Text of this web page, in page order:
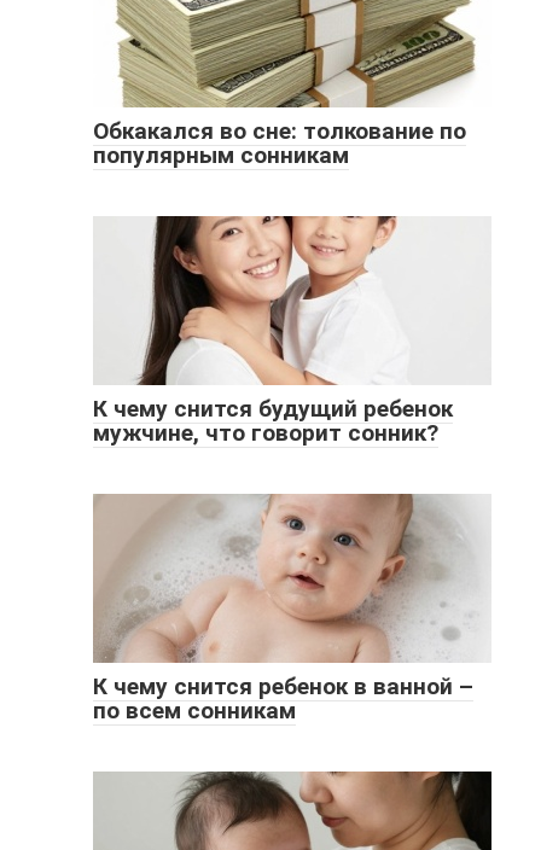
Обкакался во сне: толкование по
популярным сонникам
К чему снится будущий ребенок
мужчине, что говорит сонник?
К чему снится ребенок в ванной –
по всем сонникам